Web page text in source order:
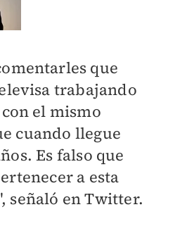
que
trabajando
el mismo
cuando llegue
Es falso que
a esta
señaló en Twitter.